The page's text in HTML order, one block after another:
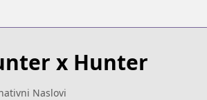
x Hunter
Naslovi